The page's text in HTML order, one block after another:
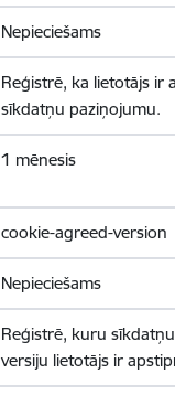
Nepieciešams
Reģistrē, ka lietotājs ir
sīkdatņu paziņojumu.
1 mēnesis
cookie-agreed-version
Nepieciešams
Reģistrē, kuru
versiju lietotājs ir